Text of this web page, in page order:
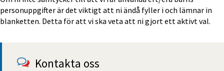
personuppgifter är det viktigt att ni ändå fyller i och lämnar in
blanketten. Detta för att vi ska veta att ni gjort ett aktivt val.
Kontakta oss